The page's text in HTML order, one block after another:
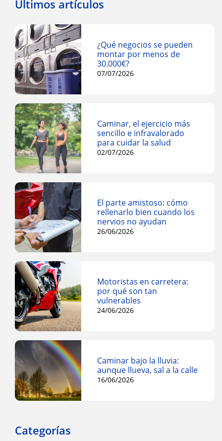
Últimos artículos
¿Qué negocios se pueden
montar por menos de
30.000€?
07/07/2026
Caminar, el ejercicio más
sencillo e infravalorado
para cuidar la salud
02/07/2026
El parte amistoso: cómo
rellenarlo bien cuando los
nervios no ayudan
26/06/2026
Motoristas en carretera:
por qué son tan
vulnerables
24/06/2026
Caminar bajo la lluvia:
aunque llueva, sal a la calle
16/06/2026
Categorías